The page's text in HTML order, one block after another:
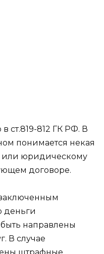
ст.819-812 ГК РФ. В
понимается некая
или юридическому
договоре.
деньги
направлены
В случае